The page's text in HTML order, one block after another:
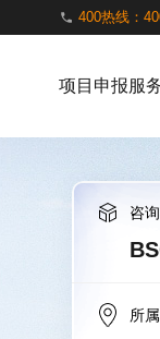
400热线：
项目申报服
咨
所